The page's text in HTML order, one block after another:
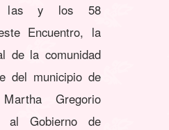
las y los 58
Encuentro, la
de la comunidad
del municipio de
Gregorio
al Gobierno de